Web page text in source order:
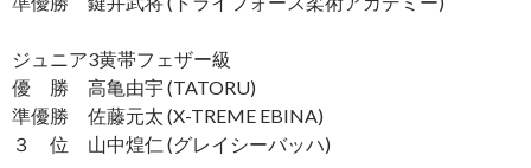
ジュニア3黄帯フェザー級
優 勝 高亀由宇 (TATORU)
準優勝 佐藤元太 (X-TREME EBINA)
３ 位 山中煌仁 (グレイシーバッハ)